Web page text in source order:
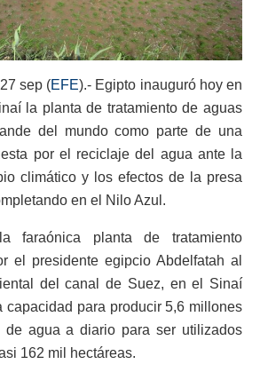
sep (EFE).- Egipto inauguró hoy en
la planta de tratamiento de aguas
del mundo como parte de una
por el reciclaje del agua ante la
climático y los efectos de la presa
en el Nilo Azul.
faraónica planta de tratamiento
el presidente egipcio Abdelfatah al
del canal de Suez, en el Sinaí
capacidad para producir 5,6 millones
de agua a diario para ser utilizados
162 mil hectáreas.